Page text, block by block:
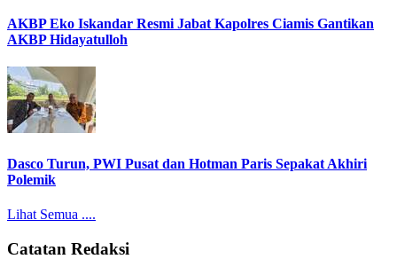
AKBP Eko Iskandar Resmi Jabat Kapolres Ciamis Gantikan
AKBP Hidayatulloh
Dasco Turun, PWI Pusat dan Hotman Paris Sepakat Akhiri
Polemik
Lihat Semua ....
Catatan Redaksi